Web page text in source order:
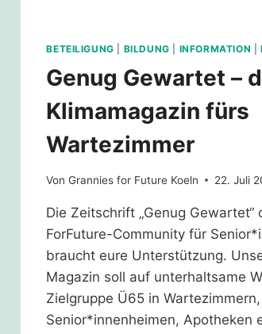
BETEILIGUNG BILDUNG INFORMATION
Genug Gewartet –
Klimamagazin fürs
Wartezimmer
Von Grannies for Future Koeln 22. Juli
Die Zeitschrift „Genug Gewartet“
ForFuture-Community für
braucht eure Unterstützung.
Magazin soll auf unterhaltsame
Zielgruppe Ü65 in Wartezimmern,
Senior*innenheimen, Apotheken